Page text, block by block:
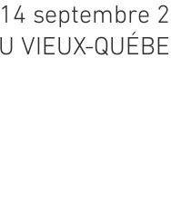
septembre
VIEUX-